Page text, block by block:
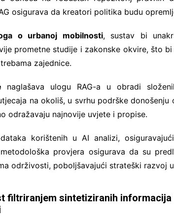
osigurava da kreatori politika budu
o urbanoj mobilnosti, sustav bi
prometne studije i zakonske okvire, što
zajednice.
naglašava ulogu RAG-a u obradi
na okoliš, u svrhu podrške donošenju
odražavaju najnovije uvjete i propise.
korištenih u AI analizi,
provjera osigurava da su
održivosti, poboljšavajući strateški razvoj
filtriranjem sintetiziranih